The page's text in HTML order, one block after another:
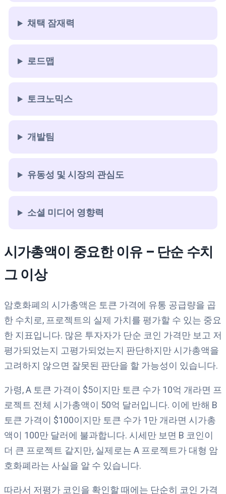
채택 잠재력
로드맵
토크노믹스
개발팀
유동성 및 시장의 관심도
소셜 미디어 영향력
시가총액이 중요한 이유 – 단순 수치
그 이상
암호화폐의 시가총액은 토큰 가격에 유통 공급량을 곱
한 수치로, 프로젝트의 실제 가치를 평가할 수 있는 중요
한 지표입니다. 많은 투자자가 단순 코인 가격만 보고 저
평가되었는지 고평가되었는지 판단하지만 시가총액을
고려하지 않으면 잘못된 판단을 할 가능성이 있습니다.
가령, A 토큰 가격이 $5이지만 토큰 수가 10억 개라면 프
로젝트 전체 시가총액이 50억 달러입니다. 이에 반해 B
토큰 가격이 $100이지만 토큰 수가 1만 개라면 시가총
액이 100만 달러에 불과합니다. 시세만 보면 B 코인이
더 큰 프로젝트 같지만, 실제로는 A 프로젝트가 대형 암
호화폐라는 사실을 알 수 있습니다.
따라서 저평가 코인을 확인할 때에는 단순히 코인 가격